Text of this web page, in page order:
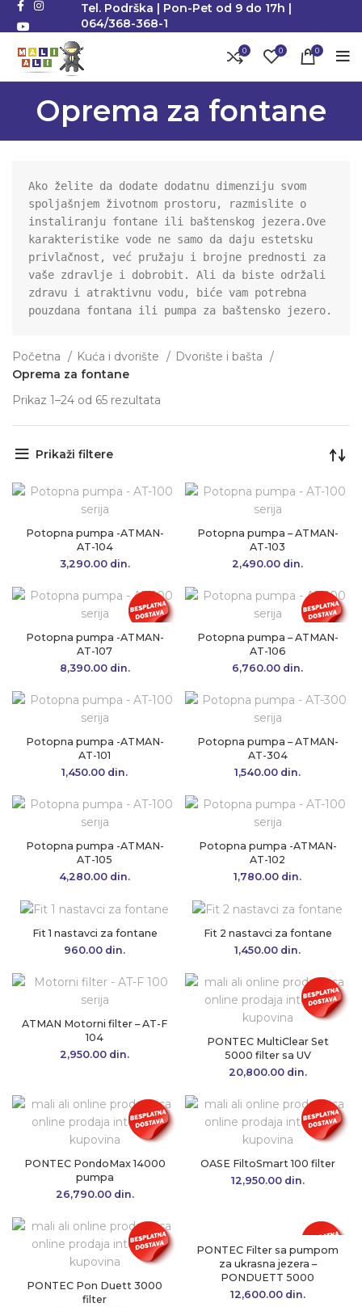
Tel. Podrška | Pon-Pet od 9 do 17h |
064/368-368-1
0 0 0
Oprema za fontane
Ako želite da dodate dodatnu dimenziju svom
spoljašnjem životnom prostoru, razmislite o
instaliranju fontane ili baštenskog jezera.Ove
karakteristike vode ne samo da daju estetsku
privlačnost, već pružaju i brojne prednosti za
vaše zdravlje i dobrobit. Ali da biste održali
zdravu i atraktivnu vodu, biće vam potrebna
pouzdana fontana ili pumpa za baštensko jezero.
Početna Kuća i dvorište
Dvorište i bašta
Oprema za fontane
Prikaz 1–24 od 65 rezultata
Prikaži filtere
Potopna pumpa -ATMAN-
AT-104
3,290.00 din.
Potopna pumpa – ATMAN-
AT-103
2,490.00 din.
Potopna pumpa -ATMAN-
AT-107
8,390.00 din.
Potopna pumpa – ATMAN-
AT-106
6,760.00 din.
Potopna pumpa -ATMAN-
AT-101
1,450.00 din.
Potopna pumpa – ATMAN-
AT-304
1,540.00 din.
Potopna pumpa -ATMAN-
AT-105
4,280.00 din.
Potopna pumpa -ATMAN-
AT-102
1,780.00 din.
Fit 1 nastavci za fontane
960.00 din.
Fit 2 nastavci za fontane
1,450.00 din.
ATMAN Motorni filter – AT-F
104
2,950.00 din.
PONTEC MultiClear Set
5000 filter sa UV
20,800.00 din.
PONTEC PondoMax 14000
pumpa
26,790.00 din.
OASE FiltoSmart 100 filter
12,950.00 din.
PONTEC Pon Duett 3000
filter
PONTEC Filter sa pumpom
za ukrasna jezera –
PONDUETT 5000
12,600.00 din.